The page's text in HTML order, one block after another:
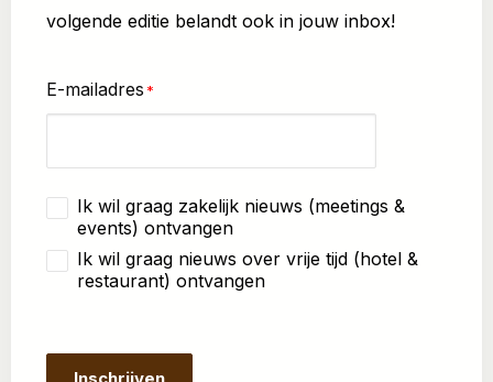
volgende editie belandt ook in jouw inbox!
E-mailadres
Zakelijk
nieuws
Ik wil graag zakelijk nieuws (meetings &
events) ontvangen
Ik wil graag nieuws over vrije tijd (hotel &
restaurant) ontvangen